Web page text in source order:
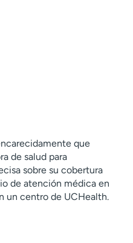
que
de salud para
sobre su cobertura
de atención médica en
un centro de UCHealth.